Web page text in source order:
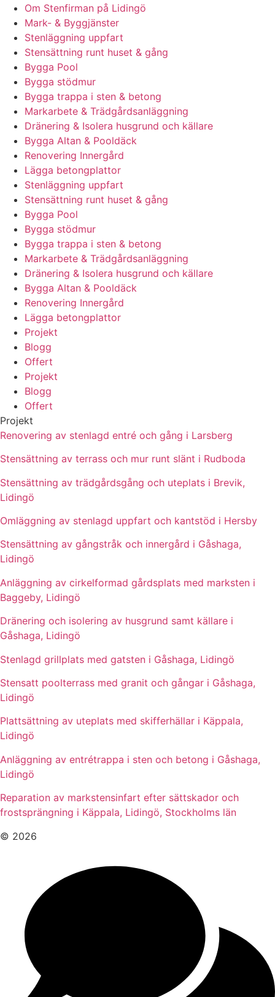
Om Stenfirman på Lidingö
Mark- & Byggjänster
Stenläggning uppfart
Stensättning runt huset & gång
Bygga Pool
Bygga stödmur
Bygga trappa i sten & betong
Markarbete & Trädgårdsanläggning
Dränering & Isolera husgrund och källare
Bygga Altan & Pooldäck
Renovering Innergård
Lägga betongplattor
Stenläggning uppfart
Stensättning runt huset & gång
Bygga Pool
Bygga stödmur
Bygga trappa i sten & betong
Markarbete & Trädgårdsanläggning
Dränering & Isolera husgrund och källare
Bygga Altan & Pooldäck
Renovering Innergård
Lägga betongplattor
Projekt
Blogg
Offert
Projekt
Blogg
Offert
Projekt
Renovering av stenlagd entré och gång i Larsberg
Stensättning av terrass och mur runt slänt i Rudboda
Stensättning av trädgårdsgång och uteplats i Brevik,
Lidingö
Omläggning av stenlagd uppfart och kantstöd i Hersby
Stensättning av gångstråk och innergård i Gåshaga,
Lidingö
Anläggning av cirkelformad gårdsplats med marksten i
Baggeby, Lidingö
Dränering och isolering av husgrund samt källare i
Gåshaga, Lidingö
Stenlagd grillplats med gatsten i Gåshaga, Lidingö
Stensatt poolterrass med granit och gångar i Gåshaga,
Lidingö
Plattsättning av uteplats med skifferhällar i Käppala,
Lidingö
Anläggning av entrétrappa i sten och betong i Gåshaga,
Lidingö
Reparation av markstensinfart efter sättskador och
frostsprängning i Käppala, Lidingö, Stockholms län
© 2026